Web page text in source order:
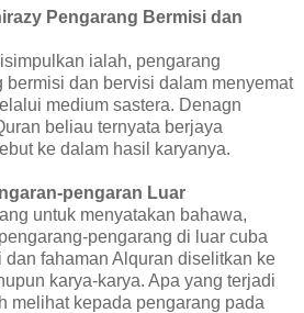
Pengarang Bermisi dan
ialah, pengarang
bermisi dan bervisi dalam menyemat
medium sastera. Denagn
beliau ternyata berjaya
ke dalam hasil karyanya.
pengaran Luar
untuk menyatakan bahawa,
pengarang di luar cuba
fahaman Alquran diselitkan ke
karya-karya. Apa yang terjadi
melihat kepada pengarang pada